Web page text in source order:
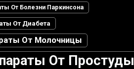
От Болезни Паркинсона
От Диабета
От Молочницы
От Простуды